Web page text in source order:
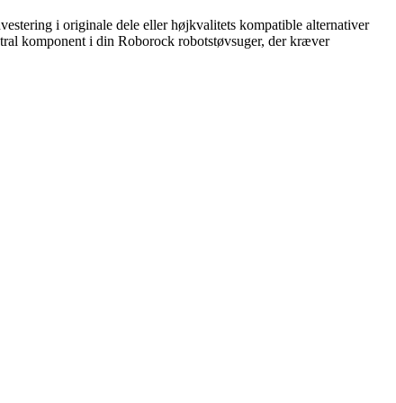
i originale dele eller højkvalitets kompatible alternativer
komponent i din Roborock robotstøvsuger, der kræver